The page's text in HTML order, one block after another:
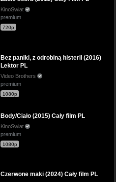
KinoSwiat
premium
720p
Bez paniki, z odrobiną histerii (2016)
Lektor PL
Video Brothers
premium
1080p
Body/Ciało (2015) Cały film PL
KinoSwiat
premium
1080p
Czerwone maki (2024) Cały film PL